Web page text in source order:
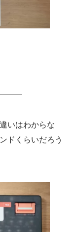
いはわからな
ドくらいだろう